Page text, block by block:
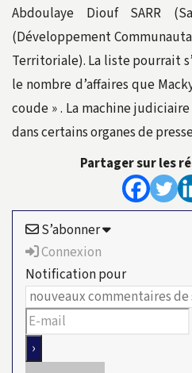
Abdoulaye Diouf SARR
(Développement
Territoriale). La liste pourrait
le nombre d’affaires que
coude » . La machine
dans certains organes de
Partager sur les
S’abonner
Connexion
Notification pour